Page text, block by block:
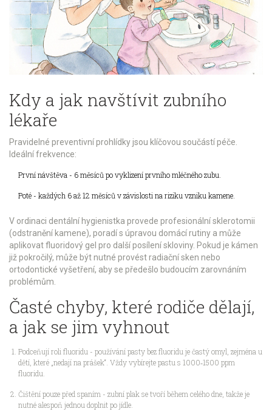
Kdy a jak navštívit zubního
lékaře
Pravidelné preventivní prohlídky jsou klíčovou součástí péče.
Ideální frekvence:
První návštěva - 6 měsíců po vyklizení prvního mléčného zubu.
Poté - každých 6 až 12 měsíců v závislosti na riziku vzniku kamene.
V ordinaci dentální hygienistka provede profesionální sklerotomii
(odstranění kamene), poradí s úpravou domácí rutiny a může
aplikovat fluoridový gel pro další posílení skloviny. Pokud je kámen
již pokročilý, může být nutné provést radiační sken nebo
ortodontické vyšetření, aby se předešlo budoucím zarovnáním
problémům.
Časté chyby, které rodiče dělají,
a jak se jim vyhnout
Podceňují roli fluoridu - používání pasty bez fluoridu je častý omyl, zejména u
dětí, které „nedají na prášek“. Vždy vybírejte pastu s 1000‑1500 ppm
fluoridu.
Čištění pouze před spaním - zubní plak se tvoří během celého dne, takže je
nutné alespoň jednou doplnit po jídle.